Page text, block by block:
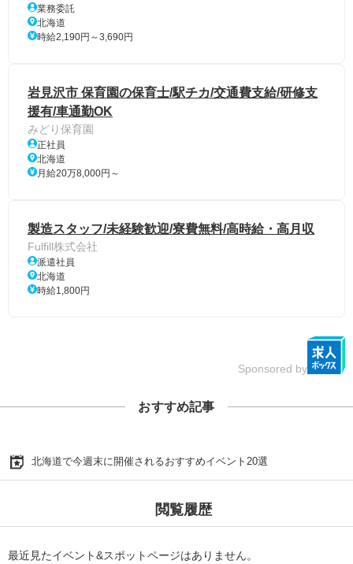
業務委託
北海道
時給2,190円～3,690円
岩見沢市 保育園の保育士/駅チカ/交通費支給/研修支
援有/車通勤OK
みどり保育園
正社員
北海道
月給20万8,000円～
製造スタッフ/未経験歓迎/寮費無料/高時給・高月収
Fulfill株式会社
派遣社員
北海道
時給1,800円
Sponsored by
おすすめ記事
北海道で今週末に開催されるおすすめイベント20選
閲覧履歴
最近見たイベント&スポットページはありません。